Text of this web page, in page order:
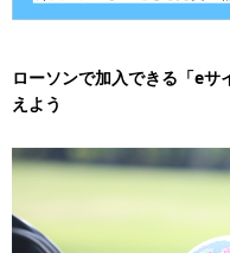
ローソンで加入できる「e
えよう